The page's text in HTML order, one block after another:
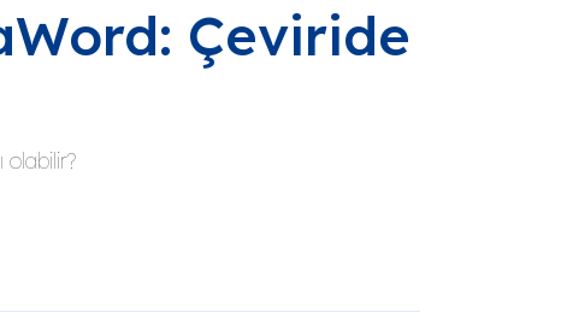
Çeviride
olabilir?